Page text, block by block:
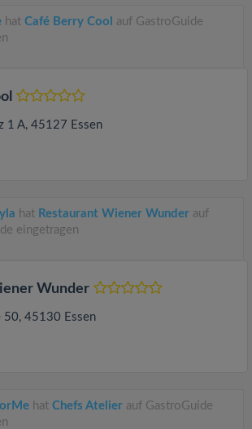
hat Café Berry Cool
auf GastroGuide
1 A, 45127 Essen
hat Restaurant Wiener Wunder auf
eingetragen
Wunder
50, 45130 Essen
hat Chefs Atelier auf GastroGuide